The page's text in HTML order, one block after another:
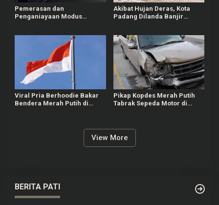
Pemerasan dan
Penganiayaan Modus
Akibat Hujan Deras, Kota
Padang Dilanda Banjir
Viral Pria Berhoodie Bakar
Bendera Merah Putih di
Pikap Kopdes Merah Putih
Tabrak Sepeda Motor di
View More
BERITA PATI